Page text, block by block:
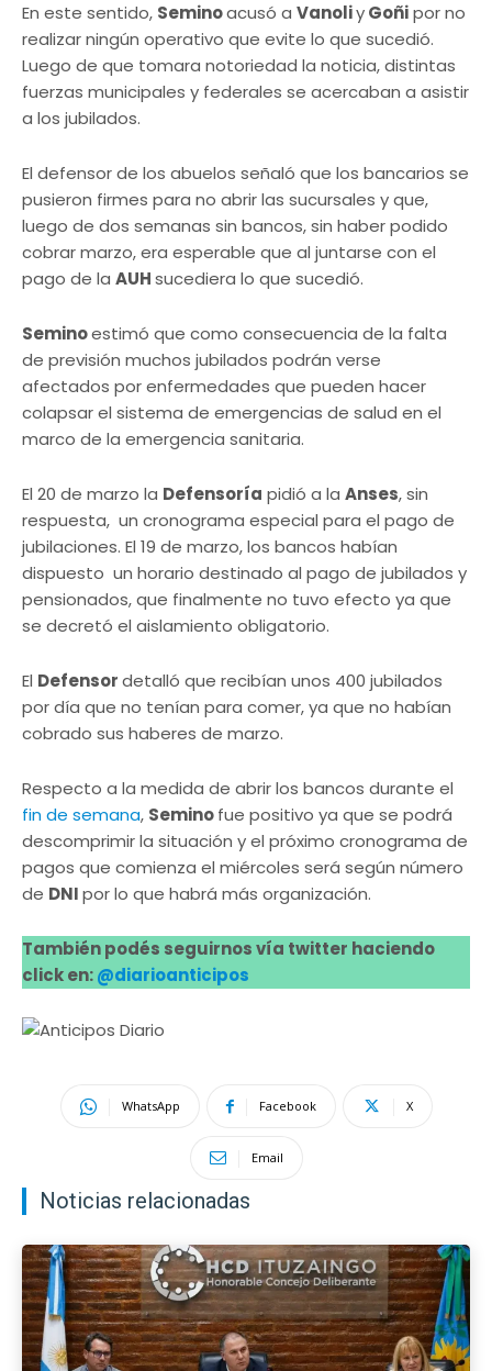
En este sentido, Seminoacusó a VanoliyGoñipor no
realizar ningún operativo que evite lo que sucedió.
Luego de que tomara notoriedad la noticia, distintas
fuerzas municipales y federales se acercaban a asistir
a los jubilados.
El defensor de los abuelos señaló que los bancarios se
pusieron firmes para no abrir las sucursales y que,
luego de dos semanas sin bancos, sin haber podido
cobrar marzo, era esperable que al juntarse con el
pago de la AUHsucediera lo que sucedió.
Seminoestimó que como consecuencia de la falta
de previsión muchos jubilados podrán verse
afectados por enfermedades que pueden hacer
colapsar el sistema de emergencias de salud en el
marco de la emergencia sanitaria.
El 20 de marzo la Defensoría pidió a la Anses, sin
respuesta, un cronograma especial para el pago de
jubilaciones. El 19 de marzo, los bancos habían
dispuesto un horario destinado al pago de jubilados y
pensionados, que finalmente no tuvo efecto ya que
se decretó el aislamiento obligatorio.
El Defensordetalló que recibían unos 400 jubilados
por día que no tenían para comer, ya que no habían
cobrado sus haberes de marzo.
Respecto a la medida de abrir los bancos durante el
fin de semana, Seminofue positivo ya que se podrá
descomprimir la situación y el próximo cronograma de
pagos que comienza el miércoles será según número
de DNIpor lo que habrá más organización.
También podés seguirnos vía twitter haciendo
click en:@diarioanticipos
WhatsApp Facebook X
Email
Noticias relacionadas